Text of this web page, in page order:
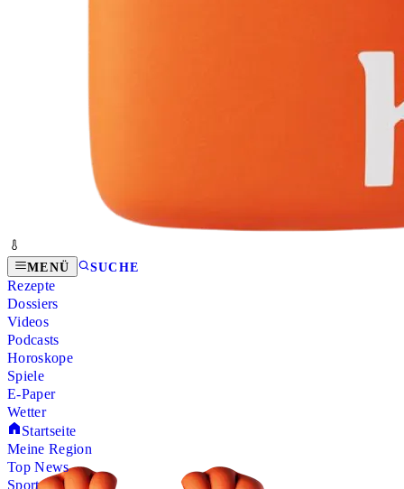
MENÜ SUCHE
Rezepte
Dossiers
Videos
Podcasts
Horoskope
Spiele
E-Paper
Wetter
Startseite
Meine Region
Top News
Sport